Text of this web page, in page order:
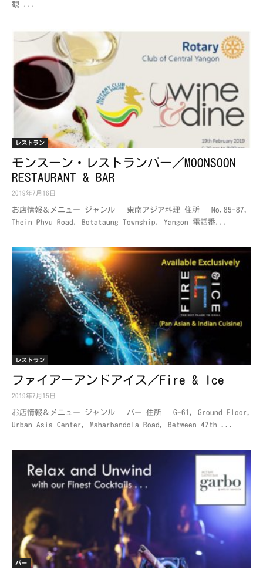
観 ...
レストラン
モンスーン・レストランバー／MOONSOON
RESTAURANT & BAR
2019年7月16日
お店情報＆メニュー ジャンル 東南アジア料理 住所 No.85-87,
Thein Phyu Road, Botataung Township, Yangon 電話番...
レストラン
ファイアーアンドアイス／Fire & Ice
2019年7月15日
お店情報＆メニュー ジャンル バー 住所 G-61, Ground Floor,
Urban Asia Center, Maharbandola Road, Between 47th ...
バー